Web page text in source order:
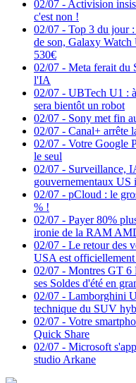
02/07 - Activision
c'est non !
02/07 - Top 3 du jour
de son, Galaxy Watch
530€
02/07 - Meta ferait du
l'IA
02/07 - UBTech U1 :
sera bientôt un robot
02/07 - Sony met fin
02/07 - Canal+ arrête
02/07 - Votre Google
le seul
02/07 - Surveillance,
gouvernementaux US
02/07 - pCloud : le
% !
02/07 - Payer 80%
ironie de la RAM
02/07 - Le retour des
USA est officiellement
02/07 - Montres GT 6
ses Soldes d'été en
02/07 - Lamborghini
technique du SUV
02/07 - Votre
Quick Share
02/07 - Microsoft
studio Arkane